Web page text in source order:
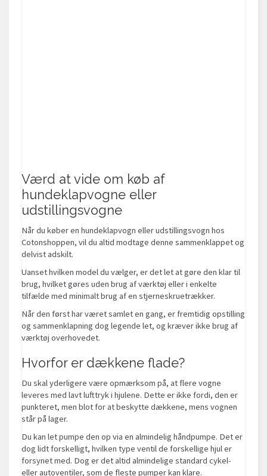
Værd at vide om køb af
hundeklapvogne eller
udstillingsvogne
Når du køber en hundeklapvogn eller udstillingsvogn hos
Cotonshoppen, vil du altid modtage denne sammenklappet og
delvist adskilt.
Uanset hvilken model du vælger, er det let at gøre den klar til
brug, hvilket gøres uden brug af værktøj eller i enkelte
tilfælde med minimalt brug af en stjerneskruetrækker.
Når den først har været samlet en gang, er fremtidig opstilling
og sammenklapning dog legende let, og kræver ikke brug af
værktøj overhovedet.
Hvorfor er dækkene flade?
Du skal yderligere være opmærksom på, at flere vogne
leveres med lavt lufttryk i hjulene. Dette er ikke fordi, den er
punkteret, men blot for at beskytte dækkene, mens vognen
står på lager.
Du kan let pumpe den op via en almindelig håndpumpe. Det er
dog lidt forskelligt, hvilken type ventil de forskellige hjul er
forsynet med. Dog er det altid almindelige standard cykel-
eller autoventiler, som de fleste pumper kan klare.